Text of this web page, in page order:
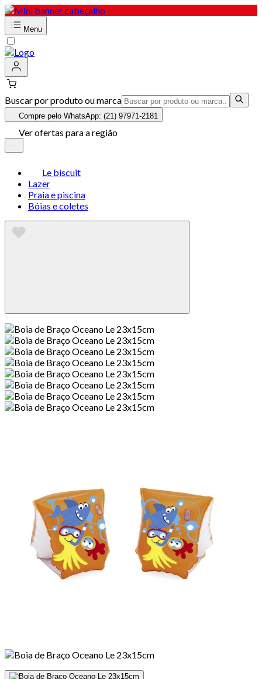
Menu
Buscar por produto ou marca
Compre pelo WhatsApp: (21) 97971-2181
Ver ofertas para a região
Le biscuit
Lazer
Praia e piscina
Bóias e coletes